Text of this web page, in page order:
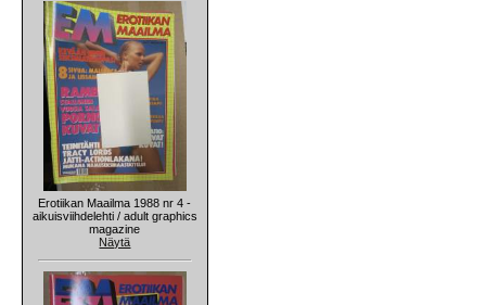
Erotiikan Maailma 1988 nr 4 -
aikuisviihdelehti / adult graphics
magazine
Näytä